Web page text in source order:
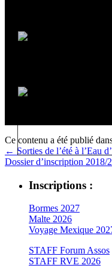
Ce contenu a été publié
← Sorties de l’été à l’Eau
Dossier d’inscription 2018/
Inscriptions :
Bormes 2027
Malte 2026
Voyage Mexique
STAFF Forum Assos
STAFF RVE 2026